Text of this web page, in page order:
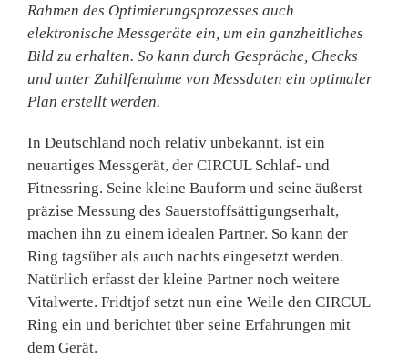
Rahmen des Optimierungsprozesses auch
elektronische Messgeräte ein, um ein ganzheitliches
Bild zu erhalten. So kann durch Gespräche, Checks
und unter Zuhilfenahme von Messdaten ein optimaler
Plan erstellt werden.
In Deutschland noch relativ unbekannt, ist ein
neuartiges Messgerät, der CIRCUL Schlaf- und
Fitnessring. Seine kleine Bauform und seine äußerst
präzise Messung des Sauerstoffsättigungserhalt,
machen ihn zu einem idealen Partner. So kann der
Ring tagsüber als auch nachts eingesetzt werden.
Natürlich erfasst der kleine Partner noch weitere
Vitalwerte. Fridtjof setzt nun eine Weile den CIRCUL
Ring ein und berichtet über seine Erfahrungen mit
dem Gerät.